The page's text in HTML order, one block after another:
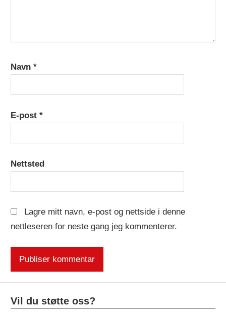
Navn*
E-post*
Nettsted
Lagre mitt navn, e-post og nettside i denne
nettleseren for neste gang jeg kommenterer.
Vil du støtte oss?